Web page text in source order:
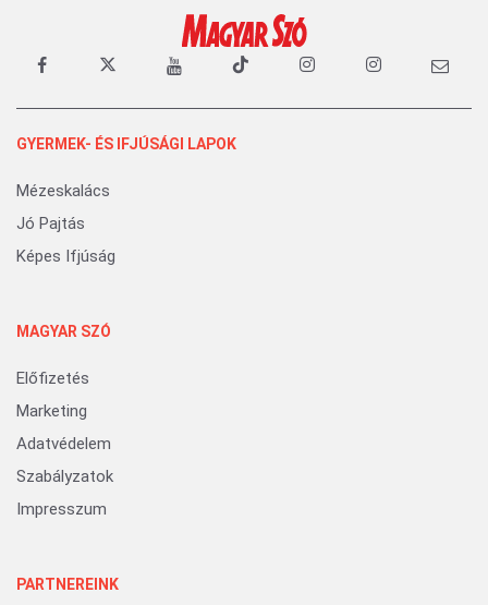
GYERMEK- ÉS IFJÚSÁGI LAPOK
Mézeskalács
Jó Pajtás
Képes Ifjúság
MAGYAR SZÓ
Előfizetés
Marketing
Adatvédelem
Szabályzatok
Impresszum
PARTNEREINK